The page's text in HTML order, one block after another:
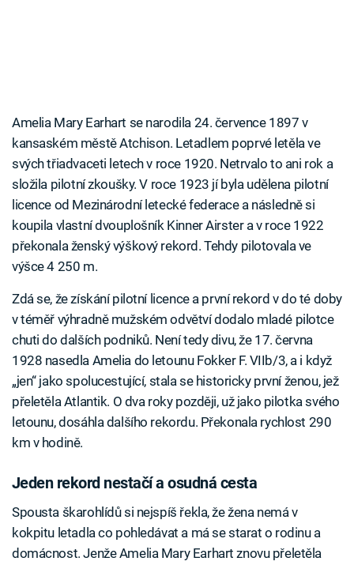
Amelia Mary Earhart se narodila 24. července 1897 v
kansaském městě Atchison. Letadlem poprvé letěla ve
svých třiadvaceti letech v roce 1920. Netrvalo to ani rok a
složila pilotní zkoušky. V roce 1923 jí byla udělena pilotní
licence od Mezinárodní letecké federace a následně si
koupila vlastní dvouplošník Kinner Airster a v roce 1922
překonala ženský výškový rekord. Tehdy pilotovala ve
výšce 4 250 m.
Zdá se, že získání pilotní licence a první rekord v do té doby
v téměř výhradně mužském odvětví dodalo mladé pilotce
chuti do dalších podniků. Není tedy divu, že 17. června
1928 nasedla Amelia do letounu Fokker F. VIIb/3, a i když
„jen“ jako spolucestující, stala se historicky první ženou, jež
přeletěla Atlantik. O dva roky později, už jako pilotka svého
letounu, dosáhla dalšího rekordu. Překonala rychlost 290
km v hodině.
Jeden rekord nestačí a osudná cesta
Spousta škarohlídů si nejspíš řekla, že žena nemá v
kokpitu letadla co pohledávat a má se starat o rodinu a
domácnost. Jenže Amelia Mary Earhart znovu přeletěla